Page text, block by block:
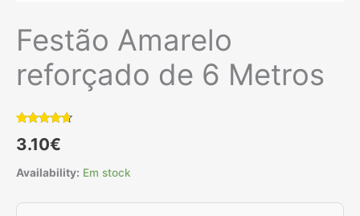
Festão Amarelo
reforçado de 6 Metros
com 4.50
em 5 com
classificações
3.10€
Availability: Em stock